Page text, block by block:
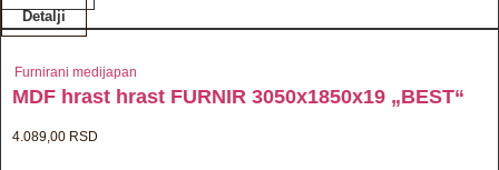
Detalji
Furnirani medijapan
MDF hrast hrast FURNIR 3050x1850x19 „BEST“
4.089,00 RSD